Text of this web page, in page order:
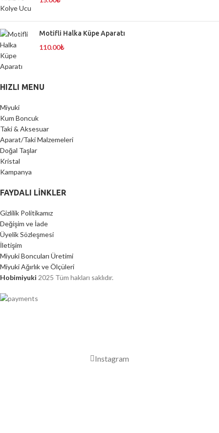
Motifli Halka Küpe Aparatı
110.00₺
HIZLI MENU
Miyuki
Kum Boncuk
Taki & Aksesuar
Aparat/Taki Malzemeleri
Doğal Taşlar
Kristal
Kampanya
FAYDALI LİNKLER
Gizlilik Politikamız
Değişim ve İade
Üyelik Sözleşmesi
İletişim
Miyuki Boncuları Üretimi
Miyuki Ağırlık ve Ölçüleri
Hobimiyuki 2025 Tüm hakları saklıdır.
Instagram